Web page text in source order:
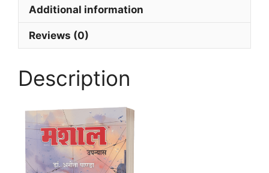
Additional information
Reviews (0)
Description